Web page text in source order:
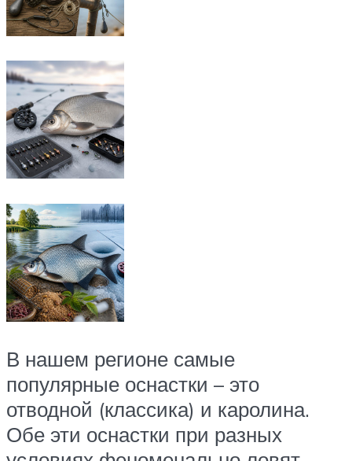
В нашем регионе самые
популярные оснастки – это
отводной (классика) и каролина.
Обе эти оснастки при разных